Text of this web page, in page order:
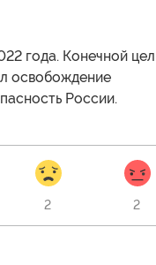
года. Конечной
освобождение
России.
2 2